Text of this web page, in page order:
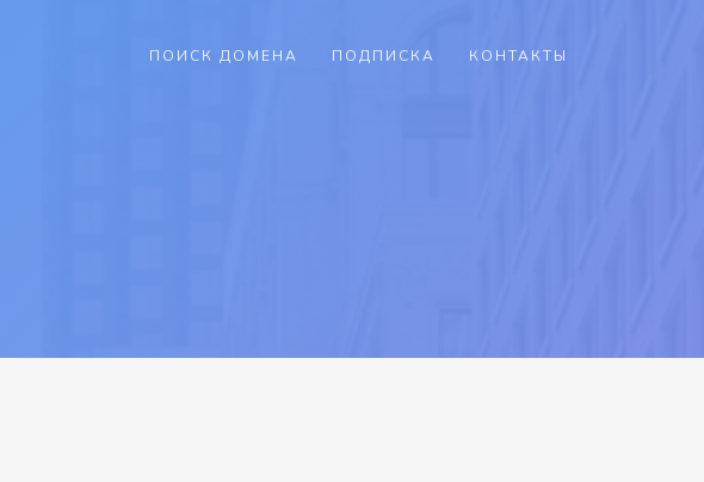
ПОИСК ДОМЕНА ПОДПИСКА КОНТАКТЫ